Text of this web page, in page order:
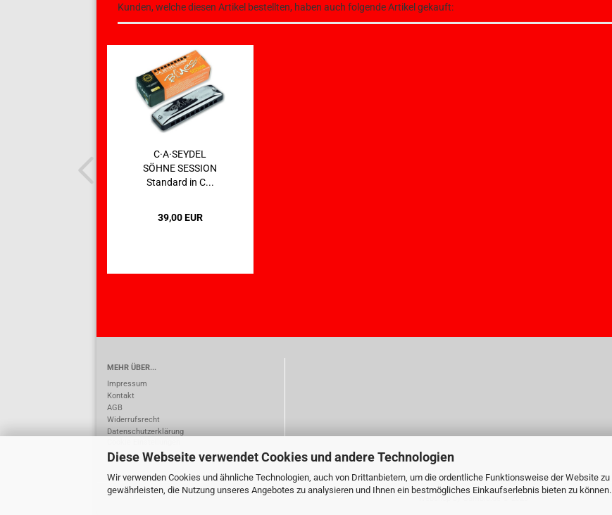
Diese Webseite verwendet Cookies und andere Technologien
Wir verwenden Cookies und ähnliche Technologien, auch von Drittanbietern, um die ordentliche Funktionsweise der Website zu
gewährleisten, die Nutzung unseres Angebotes zu analysieren und Ihnen ein bestmögliches Einkaufserlebnis bieten zu können.
Kunden, welche diesen Artikel bestellten, haben auch folgende Artikel gekauft:
C·A·SEYDEL
SÖHNE SESSION
Standard in C...
39,00 EUR
MEHR ÜBER...
Impressum
Kontakt
AGB
Widerrufsrecht
Datenschutzerklärung
Webshop